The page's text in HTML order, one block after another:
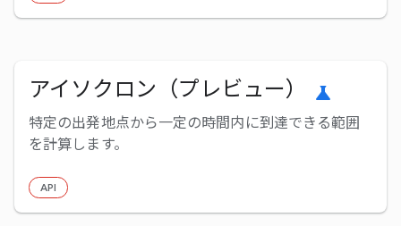
アイソクロン（プレビュー） science
特定の出発地点から一定の時間内に到達できる範囲
を計算します。
API